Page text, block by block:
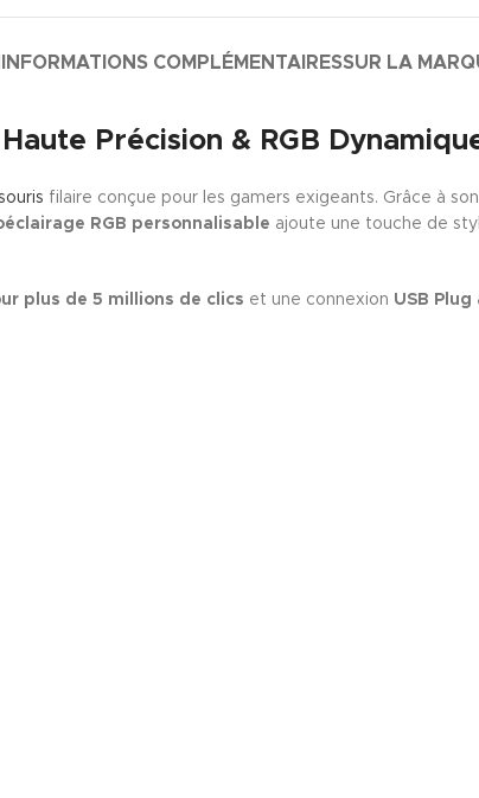
INFORMATIONS COMPLÉMENTAIRESSUR LA
Précision & RGB
filaire conçue pour les gamers exigeants. Grâce à son
RGB personnalisable ajoute une touche de
plus de 5 millions de clics et une connexion USB Plug